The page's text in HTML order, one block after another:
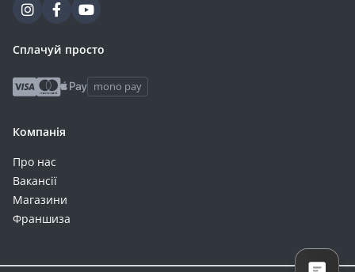
Сплачуй просто
mono pay
Компанія
Про нас
Вакансії
Магазини
Франшиза